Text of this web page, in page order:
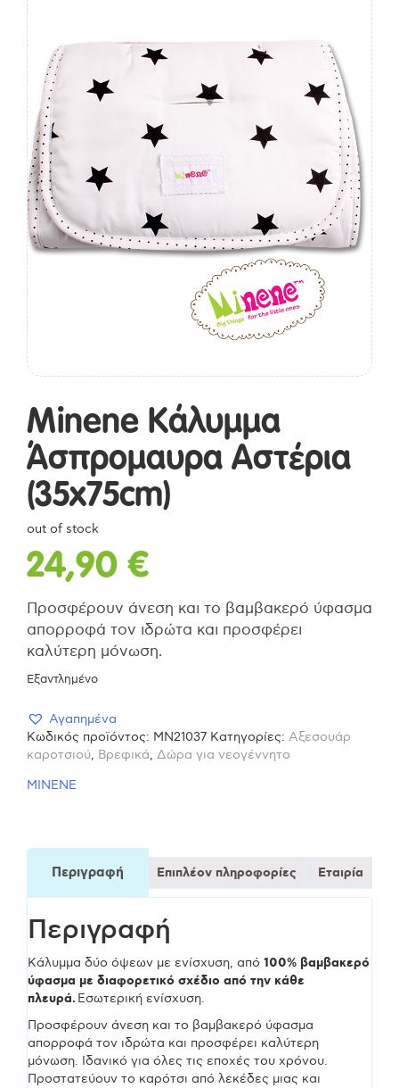
Minene Κάλυμμα
Άσπρομαυρα Αστέρια
(35x75cm)
out of stock
24,90 €
Προσφέρουν άνεση και το βαμβακερό ύφασμα
απορροφά τον ιδρώτα και προσφέρει
καλύτερη μόνωση.
Εξαντλημένο
Αγαπημένα
Κωδικός προϊόντος: MN21037 Κατηγορίες: Αξεσουάρ
καροτσιού, Βρεφικά, Δώρα για νεογέννητο
MINENE
Περιγραφή Επιπλέον πληροφορίες Εταιρία
Περιγραφή
Κάλυμμα δύο όψεων με ενίσχυση, από 100% βαμβακερό
ύφασμα με διαφορετικό σχέδιο από την κάθε
πλευρά.Εσωτερική ενίσχυση.
Προσφέρουν άνεση και το βαμβακερό ύφασμα
απορροφά τον ιδρώτα και προσφέρει καλύτερη
μόνωση. Ιδανικό για όλες τις εποχές του χρόνου.
Προστατεύουν το καρότσι από λεκέδες μιας και